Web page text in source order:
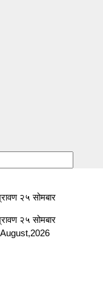
२५ सोमबार
२५ सोमबार